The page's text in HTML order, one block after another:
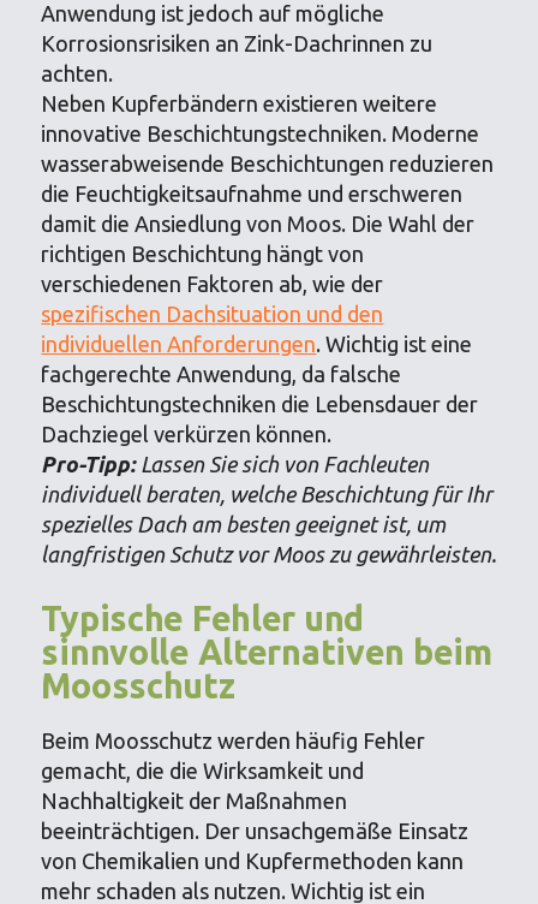
Anwendung ist jedoch auf mögliche
Korrosionsrisiken an Zink-Dachrinnen zu
achten.
Neben Kupferbändern existieren weitere
innovative Beschichtungstechniken. Moderne
wasserabweisende Beschichtungen reduzieren
die Feuchtigkeitsaufnahme und erschweren
damit die Ansiedlung von Moos. Die Wahl der
richtigen Beschichtung hängt von
verschiedenen Faktoren ab, wie der
spezifischen Dachsituation und den
individuellen Anforderungen. Wichtig ist eine
fachgerechte Anwendung, da falsche
Beschichtungstechniken die Lebensdauer der
Dachziegel verkürzen können.
Pro-Tipp: Lassen Sie sich von Fachleuten
individuell beraten, welche Beschichtung für Ihr
spezielles Dach am besten geeignet ist, um
langfristigen Schutz vor Moos zu gewährleisten.
Typische Fehler und
sinnvolle Alternativen beim
Moosschutz
Beim Moosschutz werden häufig Fehler
gemacht, die die Wirksamkeit und
Nachhaltigkeit der Maßnahmen
beeinträchtigen. Der unsachgemäße Einsatz
von Chemikalien und Kupfermethoden kann
mehr schaden als nutzen. Wichtig ist ein